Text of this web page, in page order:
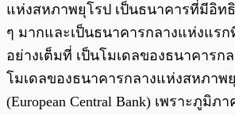
แห่งสหภาพยุโรป เป็นธนาคารที่มีอิท
ๆ มากและเป็นธนาคารกลางแห่งแรก
อย่างเต็มที่ เป็นโมเดลของธนาคารก
โมเดลของธนาคารกลางแห่งสหภาพ
(European Central Bank) เพราะภูมิภ